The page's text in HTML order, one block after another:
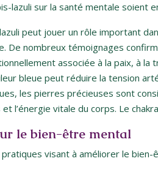
lazuli sur la santé mentale
peut jouer un rôle important
nombreux témoignages
associée à la paix, à
bleue peut réduire la tension
les pierres précieuses sont
l’énergie vitale du corps. Le
le bien-être mental
visant à améliorer le bien-